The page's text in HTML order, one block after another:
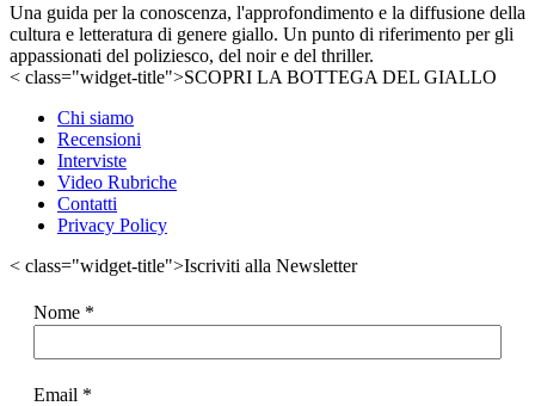
Una guida per la conoscenza, l'approfondimento e la diffusione della
cultura e letteratura di genere giallo. Un punto di riferimento per gli
appassionati del poliziesco, del noir e del thriller.
< class="widget-title">SCOPRI LA BOTTEGA DEL GIALLO
Chi siamo
Recensioni
Interviste
Video Rubriche
Contatti
Privacy Policy
< class="widget-title">Iscriviti alla Newsletter
Nome *
Email *